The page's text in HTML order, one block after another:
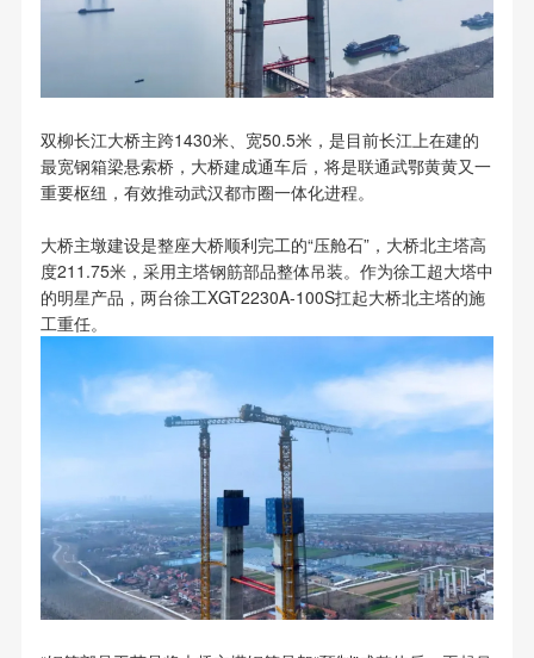
双柳长江大桥主跨1430米、宽50.5米，是目前长江上在建的
最宽钢箱梁悬索桥，大桥建成通车后，将是联通武鄂黄黄又一
重要枢纽，有效推动武汉都市圈一体化进程。
大桥主墩建设是整座大桥顺利完工的“压舱石”，大桥北主塔高
度211.75米，采用主塔钢筋部品整体吊装。作为徐工超大塔中
的明星产品，两台徐工XGT2230A-100S扛起大桥北主塔的施
工重任。